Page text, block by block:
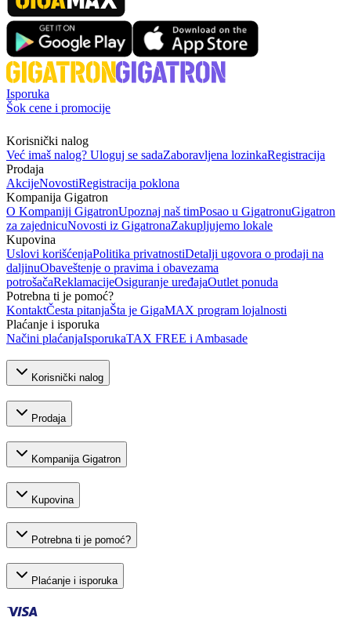
Isporuka
Šok cene i promocije
Korisnički nalog
Već imaš nalog? Uloguj se sadaZaboravljena lozinkaRegistracija
Prodaja
AkcijeNovostiRegistracija poklona
Kompanija Gigatron
O Kompaniji GigatronUpoznaj naš timPosao u GigatronuGigatron
za zajednicuNovosti iz GigatronaZakupljujemo lokale
Kupovina
Uslovi korišćenjaPolitika privatnostiDetalji ugovora o prodaji na
daljinuObaveštenje o pravima i obavezama
potrošačaReklamacijeOsiguranje uređajaOutlet ponuda
Potrebna ti je pomoć?
KontaktČesta pitanjaŠta je GigaMAX program lojalnosti
Plaćanje i isporuka
Načini plaćanjaIsporukaTAX FREE i Ambasade
Korisnički nalog
Prodaja
Kompanija Gigatron
Kupovina
Potrebna ti je pomoć?
Plaćanje i isporuka